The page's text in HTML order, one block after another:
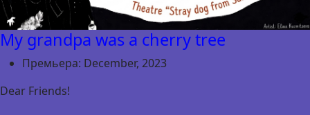
My grandpa was a cherry tree
Премьера: December, 2023
Dear Friends!